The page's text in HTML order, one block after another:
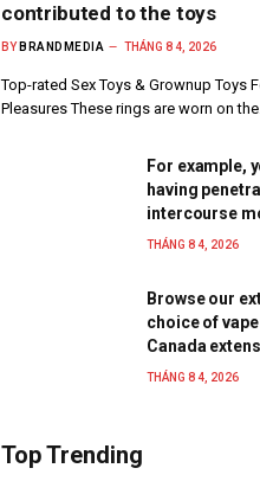
contributed to the toys
BY BRANDMEDIA THÁNG 8 4, 2026
Top-rated Sex Toys & Grownup Toys
Pleasures These rings are worn on
For example,
having
intercourse
THÁNG 8 4, 2026
Browse our
choice of
Canada
THÁNG 8 4, 2026
Top Trending